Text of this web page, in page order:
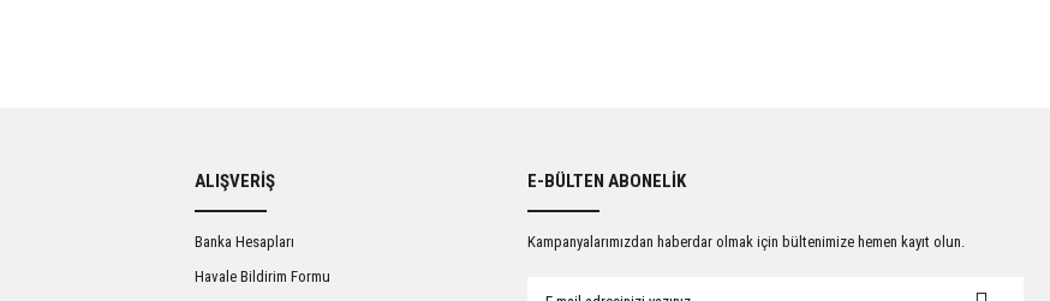
ALIŞVERİŞ
Banka Hesapları
Havale Bildirim Formu
E-BÜLTEN ABONELİK
Kampanyalarımızdan haberdar olmak için bültenimize hemen kayıt olun.